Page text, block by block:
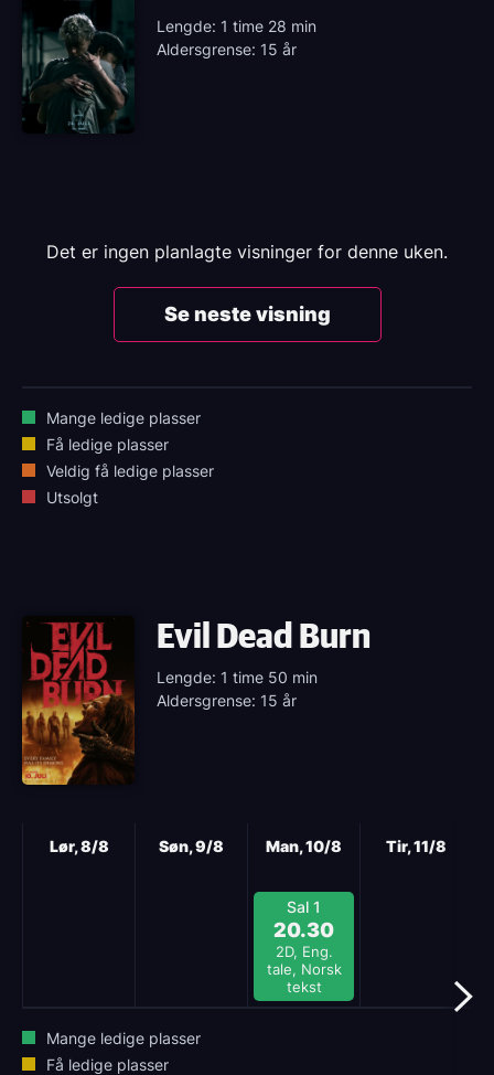
Lengde: 1 time 28 min
Aldersgrense: 15 år
Det er ingen planlagte visninger for denne uken.
Se neste visning
Mange ledige plasser
Få ledige plasser
Veldig få ledige plasser
Utsolgt
Evil Dead Burn
Lengde: 1 time 50 min
Aldersgrense: 15 år
Lør, 8/8 Søn, 9/8 Man, 10/8
Sal 1
20.30
2D, Eng.
tale, Norsk
tekst
Tir, 11/8
Mange ledige plasser
Få ledige plasser